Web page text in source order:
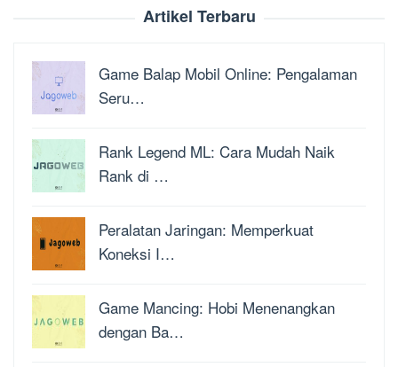
Artikel Terbaru
Game Balap Mobil Online: Pengalaman
Seru…
Rank Legend ML: Cara Mudah Naik
Rank di …
Peralatan Jaringan: Memperkuat
Koneksi I…
Game Mancing: Hobi Menenangkan
dengan Ba…